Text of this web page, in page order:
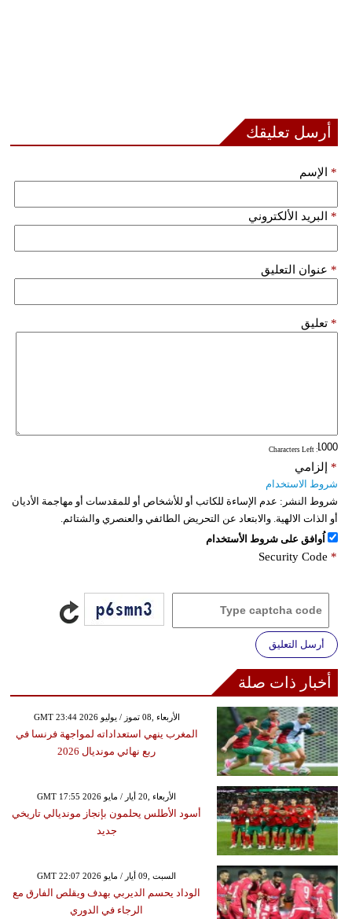
أرسل تعليقك
الإسم *
البريد الألكتروني *
عنوان التعليق *
تعليق *
: Characters Left
إلزامي *
شروط الاستخدام
شروط النشر: عدم الإساءة للكاتب أو للأشخاص أو للمقدسات أو مهاجمة الأديان
أو الذات الالهية. والابتعاد عن التحريض الطائفي والعنصري والشتائم.
اُوافق على شروط الأستخدام
Security Code *
أرسل التعليق
أخبار ذات صلة
GMT 23:44 2026 الأربعاء ,08 تموز / يوليو
المغرب ينهي استعداداته لمواجهة فرنسا في
ربع نهائي مونديال 2026
GMT 17:55 2026 الأربعاء ,20 أيار / مايو
أسود الأطلس يحلمون بإنجاز مونديالي تاريخي
جديد
GMT 22:07 2026 السبت ,09 أيار / مايو
الوداد يحسم الديربي بهدف ويقلص الفارق مع
الرجاء في الدوري